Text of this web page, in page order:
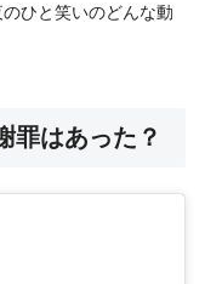
ひと笑いのどんな動
罪はあった？